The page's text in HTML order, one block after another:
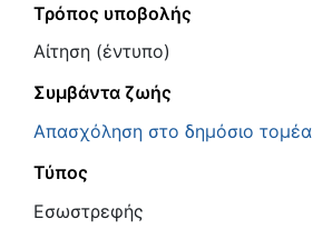
Τρόπος υποβολής
Αίτηση (έντυπο)
Συμβάντα ζωής
Απασχόληση στο δημόσιο τομέα
Τύπος
Εσωστρεφής